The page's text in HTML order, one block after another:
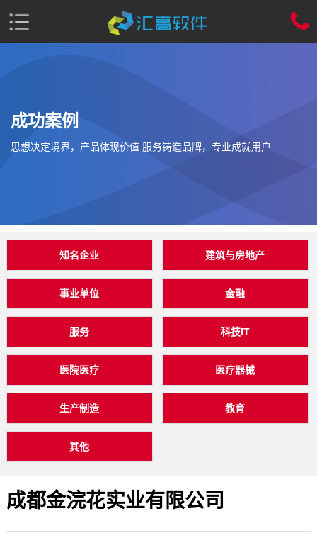
成功案例
思想决定境界，产品体现价值 服务铸造品牌，专业成就用户
知名企业 建筑与房地产
事业单位 金融
服务 科技IT
医院医疗 医疗器械
生产制造 教育
其他
成都金浣花实业有限公司